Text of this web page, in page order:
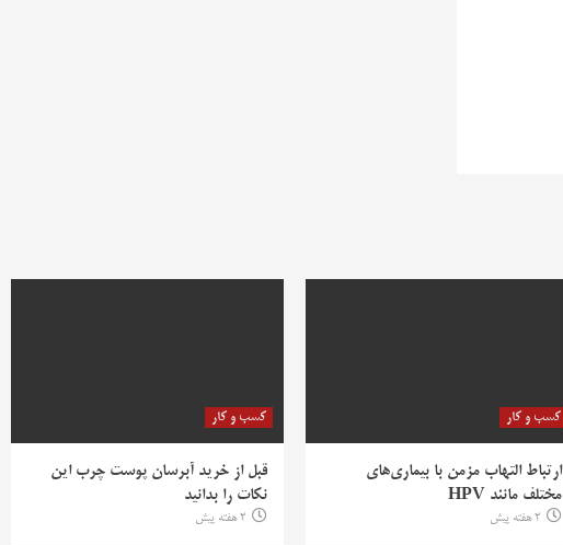
کسب و کار
ارتباط التهاب مزمن با بیماری‌های
مختلف مانند HPV
2 هفته پیش
کسب و کار
قبل از خرید آبرسان پوست چرب این
نکات را بدانید
2 هفته پیش